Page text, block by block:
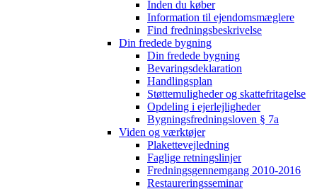
Inden du køber
Information til ejendomsmæglere
Find fredningsbeskrivelse
Din fredede bygning
Din fredede bygning
Bevaringsdeklaration
Handlingsplan
Støttemuligheder og skattefritagelse
Opdeling i ejerlejligheder
Bygningsfredningsloven § 7a
Viden og værktøjer
Plakettevejledning
Faglige retningslinjer
Fredningsgennemgang 2010-2016
Restaureringsseminar